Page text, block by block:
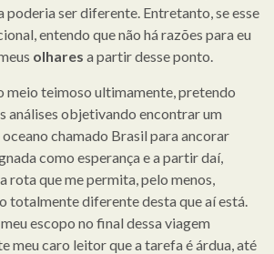
poderia ser diferente. Entretanto, se esse
entendo que não há razões para eu
olhares a partir desse ponto.
meio teimoso ultimamente, pretendo
análises objetivando encontrar um
chamado Brasil para ancorar
como esperança e a partir daí,
rota que me permita, pelo menos,
totalmente diferente desta que aí está.
escopo no final dessa viagem
meu caro leitor que a tarefa é árdua, até